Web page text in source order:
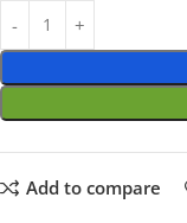
Add to compare